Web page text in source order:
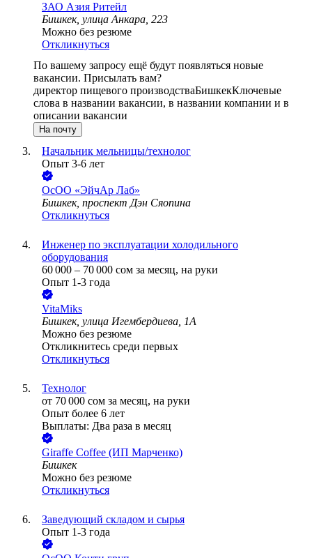
ЗАО Азия Ритейл
Бишкек, улица Анкара, 223
Можно без резюме
Откликнуться
По вашему запросу ещё будут появляться новые
вакансии. Присылать вам?
директор пищевого производстваБишкекКлючевые
слова в названии вакансии, в названии компании и в
описании вакансии
На почту
Начальник мельницы/технолог
Опыт 3-6 лет
ОсОО «ЭйчАр Лаб»
Бишкек, проспект Дэн Сяопина
Откликнуться
Инженер по эксплуатации холодильного
оборудования
60 000 – 70 000 сом за месяц, на руки
Опыт 1-3 года
VitaMiks
Бишкек, улица Игембердиева, 1А
Можно без резюме
Откликнитесь среди первых
Откликнуться
Технолог
от 70 000 сом за месяц, на руки
Опыт более 6 лет
Выплаты: Два раза в месяц
Giraffe Coffee (ИП Марченко)
Бишкек
Можно без резюме
Откликнуться
Заведующий складом и сырья
Опыт 1-3 года